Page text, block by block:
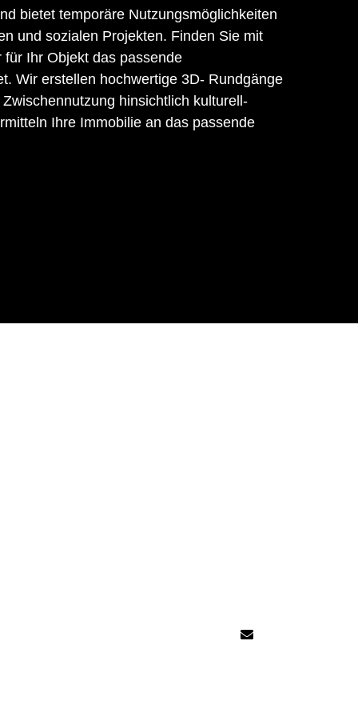
bietet temporäre Nutzungsmöglichkeiten
und sozialen Projekten. Finden Sie mit
Ihr Objekt das passende
Wir erstellen hochwertige 3D- Rundgänge
hinsichtlich kulturell-
Ihre Immobilie an das passende